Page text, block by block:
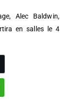
Alec Baldwin,
en salles le 4